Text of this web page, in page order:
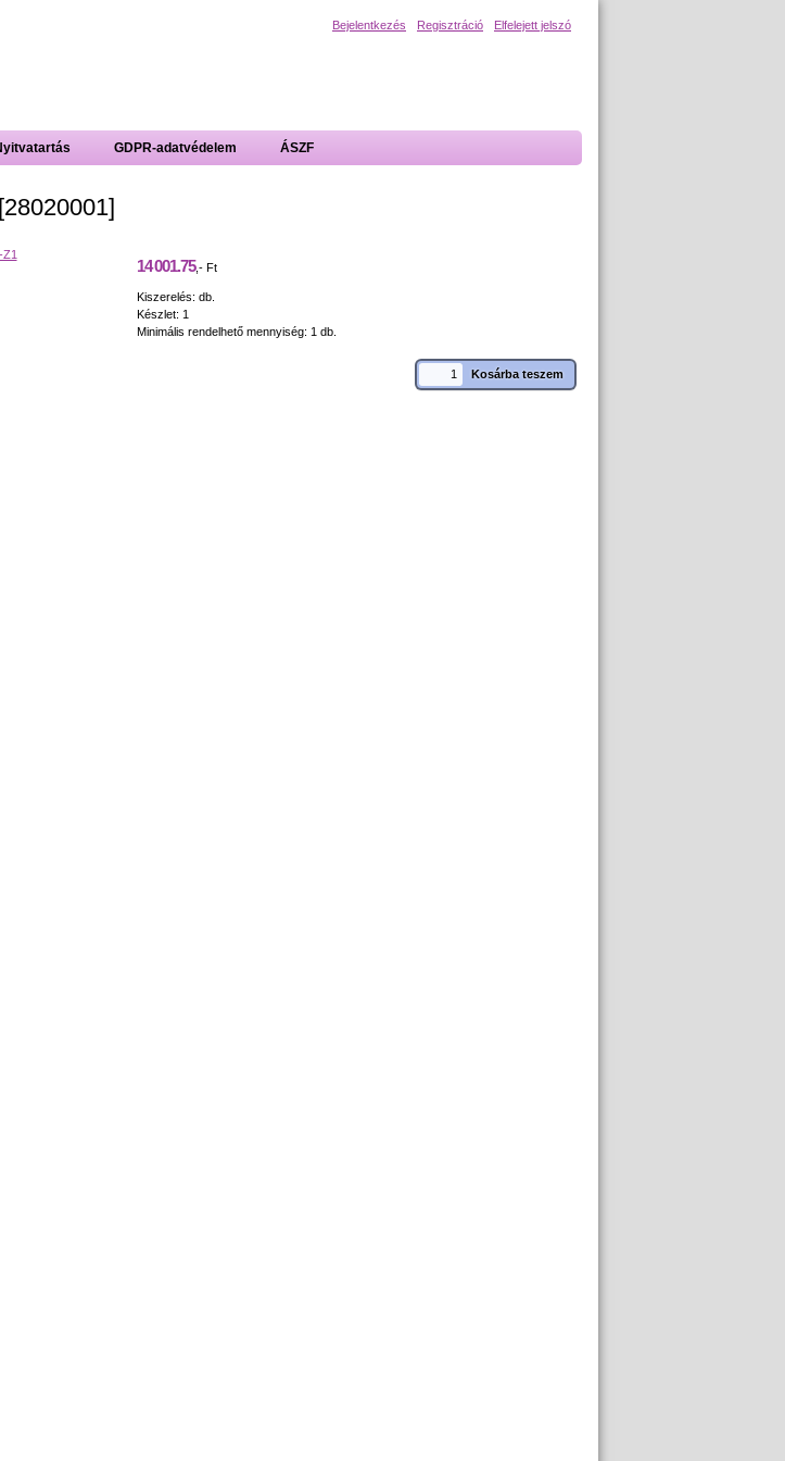
Bejelentkezés Regisztráció Elfelejett jelszó
GDPR-adatvédelem ÁSZF
14 001.75,- Ft
Kiszerelés: db.
Készlet: 1
Minimális rendelhető mennyiség: 1 db.